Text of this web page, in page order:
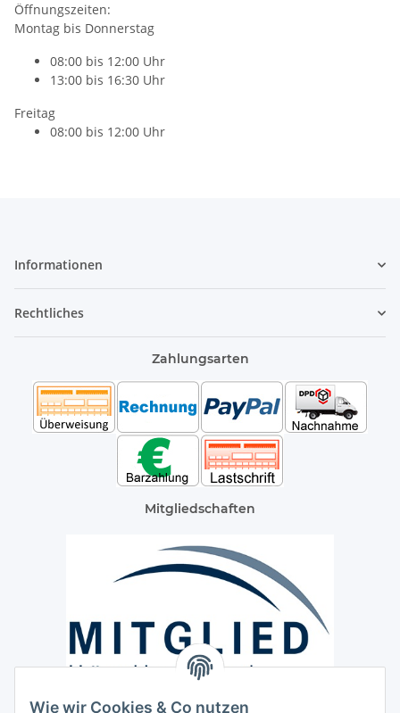
Wie wir Cookies & Co nutzen
Öffnungszeiten:
Montag bis Donnerstag
08:00 bis 12:00 Uhr
13:00 bis 16:30 Uhr
Freitag
08:00 bis 12:00 Uhr
Informationen
Rechtliches
Zahlungsarten
Mitgliedschaften